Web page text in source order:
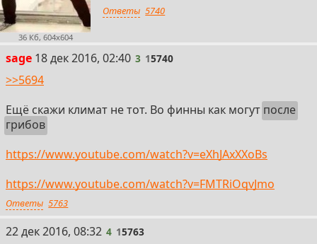
36 Кб, 604x604
Ответы 5740
sage 3
18 дек 2016, 02:40 3 15740
>>5694
Ещё скажи климат не тот. Во финны как могут после
грибов
https://www.youtube.com/watch?v=eXhJAxXXoBs
https://www.youtube.com/watch?v=FMTRiOqvJmo
Ответы 5763
4
22 дек 2016, 08:32 4 15763